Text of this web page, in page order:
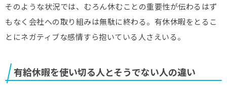
そのような状況では、むろん休むことの重要性が伝わるはず
もなく会社への取り組みは無駄に終わる。有休休暇をとるこ
とにネガティブな感情すら抱いている人さえいる。
有給休暇を使い切る人とそうでない人の違い